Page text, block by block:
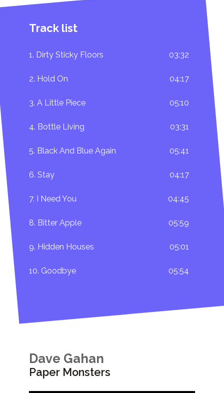
Track list
1. Dirty Sticky Floors 03:32
2. Hold On 04:17
3. A Little Piece 05:10
4. Bottle Living 03:31
5. Black And Blue Again 05:41
6. Stay 04:17
7. I Need You 04:45
8. Bitter Apple 05:59
9. Hidden Houses 05:01
10. Goodbye 05:54
Dave Gahan
Paper Monsters